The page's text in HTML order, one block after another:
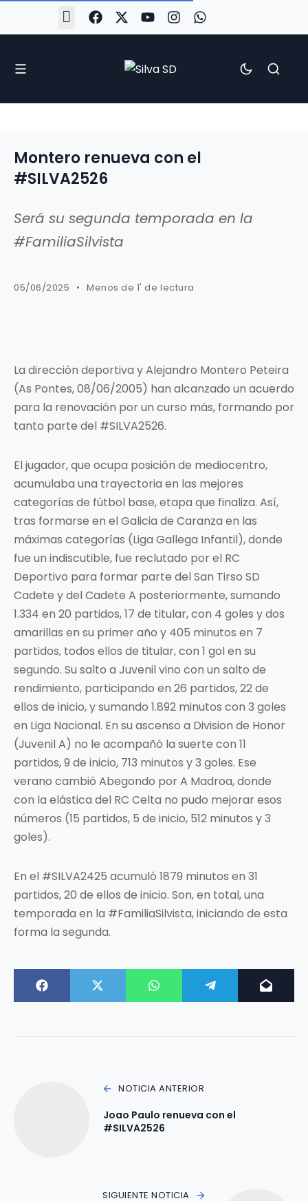
Montero renueva con el
#SILVA2526
Será su segunda temporada en la
#FamiliaSilvista
05/06/2025 Menos de 1' de lectura
La dirección deportiva y Alejandro Montero Peteira
(As Pontes, 08/06/2005) han alcanzado un acuerdo
para la renovación por un curso más, formando por
tanto parte del #SILVA2526.
El jugador, que ocupa posición de mediocentro,
acumulaba una trayectoria en las mejores
categorías de fútbol base, etapa que finaliza. Así,
tras formarse en el Galicia de Caranza en las
máximas categorías (Liga Gallega Infantil), donde
fue un indiscutible, fue reclutado por el RC
Deportivo para formar parte del San Tirso SD
Cadete y del Cadete A posteriormente, sumando
1.334 en 20 partidos, 17 de titular, con 4 goles y dos
amarillas en su primer año y 405 minutos en 7
partidos, todos ellos de titular, con 1 gol en su
segundo. Su salto a Juvenil vino con un salto de
rendimiento, participando en 26 partidos, 22 de
ellos de inicio, y sumando 1.892 minutos con 3 goles
en Liga Nacional. En su ascenso a Division de Honor
(Juvenil A) no le acompañó la suerte con 11
partidos, 9 de inicio, 713 minutos y 3 goles. Ese
verano cambió Abegondo por A Madroa, donde
con la elástica del RC Celta no pudo mejorar esos
números (15 partidos, 5 de inicio, 512 minutos y 3
goles).
En el #SILVA2425 acumuló 1879 minutos en 31
partidos, 20 de ellos de inicio. Son, en total, una
temporada en la #FamiliaSilvista, iniciando de esta
forma la segunda.
NOTICIA ANTERIOR
Joao Paulo renueva con el
#SILVA2526
SIGUIENTE NOTICIA